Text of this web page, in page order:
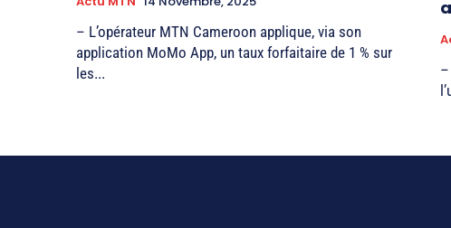
– L’opérateur MTN Cameroon applique, via son
application MoMo App, un taux forfaitaire de 1 % sur
les...